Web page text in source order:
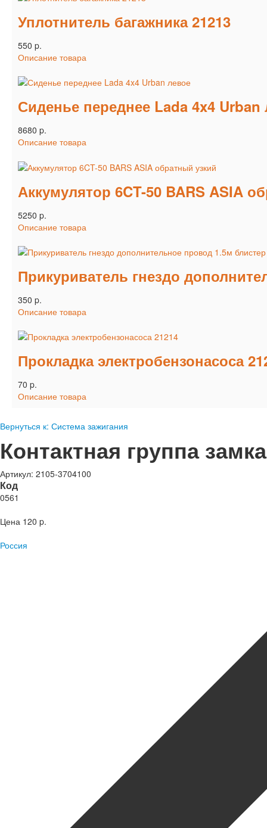
Уплотнитель багажника 21213
550 p.
Описание товара
Сиденье переднее Lada 4x4 Urban
8680 p.
Описание товара
Аккумулятор 6CT-50 BARS ASIA
5250 p.
Описание товара
Прикуриватель гнездо
350 p.
Описание товара
Прокладка электробензонасоса
70 p.
Описание товара
Вернуться к: Система зажигания
Контактная группа
Артикул: 2105-3704100
Код
0561
Цена 120 p.
Россия